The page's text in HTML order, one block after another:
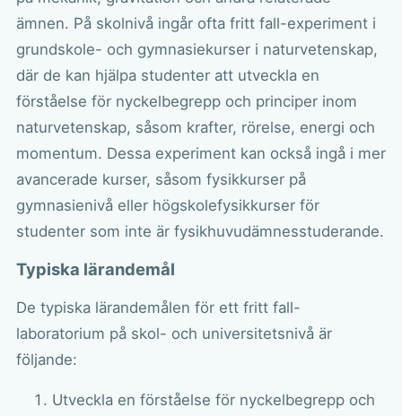
ämnen. På skolnivå ingår ofta fritt fall-experiment i
grundskole- och gymnasiekurser i naturvetenskap,
där de kan hjälpa studenter att utveckla en
förståelse för nyckelbegrepp och principer inom
naturvetenskap, såsom krafter, rörelse, energi och
momentum. Dessa experiment kan också ingå i mer
avancerade kurser, såsom fysikkurser på
gymnasienivå eller högskolefysikkurser för
studenter som inte är fysikhuvudämnesstuderande.
Typiska lärandemål
De typiska lärandemålen för ett fritt fall-
laboratorium på skol- och universitetsnivå är
följande:
Utveckla en förståelse för nyckelbegrepp och